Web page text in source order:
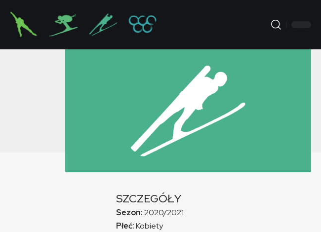
SZCZEGÓŁY
Sezon:2020/2021
Płeć:Kobiety